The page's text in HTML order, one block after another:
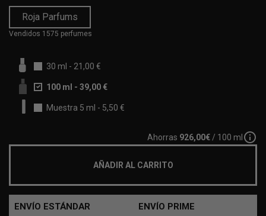
Roja Parfums
Vendidos 1575 perfumes
30 ml - 21,00 €
100 ml - 39,00 €
Muestra 5 ml - 5,50 €
Ahorras 926,00€ / 100 mlinfo_outline
AÑADIR AL CARRITO
ENVÍO ESTÁNDAR ENVÍO PRIME